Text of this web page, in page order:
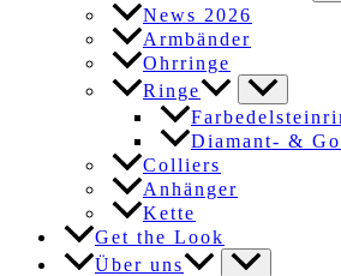
News 2026
Armbänder
Ohrringe
Ringe
Diamant- &
Colliers
Anhänger
Kette
Get the Look
Über uns